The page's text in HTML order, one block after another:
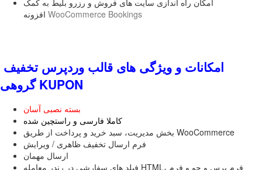
WooCommerce Bookings
گروهی KUPON
بسته نصبی آسان
کاملا فارسی و راستچین شده
بخش مدیریت، سبد خرید و پرداخت از طریق WooCommerce
فرم ارسال تخفیف ظاهری / ویرایش
ارسال مهمان
فیلد های سفارشی در رندر معامله HTML، فرم پرس و جو و فرم